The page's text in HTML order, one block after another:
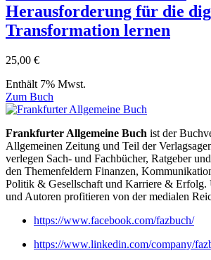
Herausforderung für die
Transformation lernen
25,00 €
Enthält 7% Mwst.
Zum Buch
Frankfurter Allgemeine Buch ist der
Allgemeinen Zeitung und Teil der
verlegen Sach- und Fachbücher, Ratgeber
den Themenfeldern Finanzen,
Politik & Gesellschaft und Karriere & Erfolg.
und Autoren profitieren von der medialen
https://www.facebook.com/fazbuch/
https://www.linkedin.com/company/